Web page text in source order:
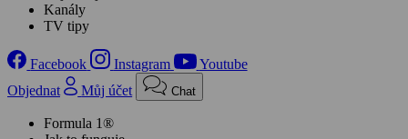
Kanály
TV tipy
Facebook Instagram
Youtube
Objednat
Můj účet Chat
Formula 1®